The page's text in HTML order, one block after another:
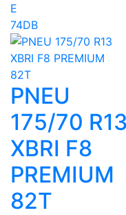
E
74DB
PNEU
175/70 R13
XBRI F8
PREMIUM
82T